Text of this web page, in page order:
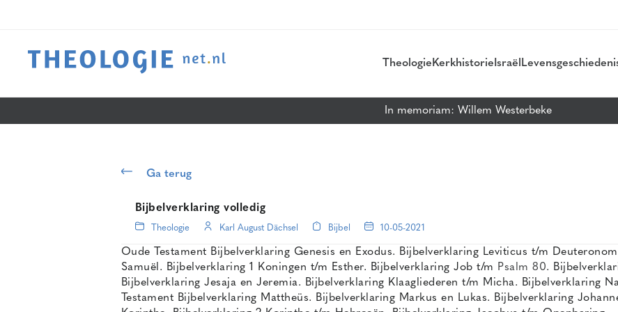
Theologie Kerkhistorie Israël
In memoriam: Willem Westerbeke
Ga terug
Bijbelverklaring volledig
Theologie Karl August Dächsel Bijbel 10-05-2021
Oude Testament Bijbelverklaring Genesis en Exodus. Bijbelverklaring Leviticus t/m
Samuël. Bijbelverklaring 1 Koningen t/m Esther. Bijbelverklaring Job t/m Psalm 80.
Bijbelverklaring Jesaja en Jeremia. Bijbelverklaring Klaagliederen t/m Micha. Bijbelverklaring
Testament Bijbelverklaring Mattheüs. Bijbelverklaring Markus en Lukas. Bijbelverklaring